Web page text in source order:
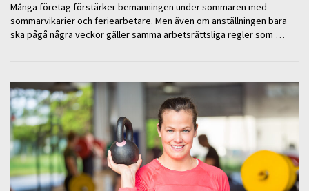
Många företag förstärker bemanningen under sommaren med
sommarvikarier och feriearbetare. Men även om anställningen bara
ska pågå några veckor gäller samma arbetsrättsliga regler som …